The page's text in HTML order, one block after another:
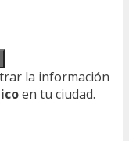
la información
en tu ciudad.